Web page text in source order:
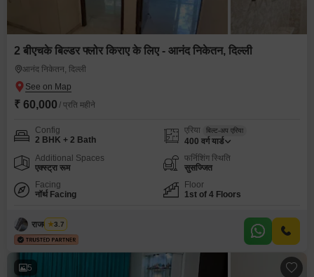
2 बीएचके बिल्डर फ्लोर किराए के लिए - आनंद निकेतन, दिल्ली
आनंद निकेतन, दिल्ली
₹ 60,000 / प्रति महीने
Config
2 BHK + 2 Bath
एरिया बिल्ट-अप एरिया
400 वर्ग यार्ड
Additional Spaces
एक्स्ट्रा रूम
फर्निशिंग स्थिति
सुसज्जित
Facing
नॉर्थ Facing
Floor
1st of 4 Floors
राजवीर सिंघ
3.7
5